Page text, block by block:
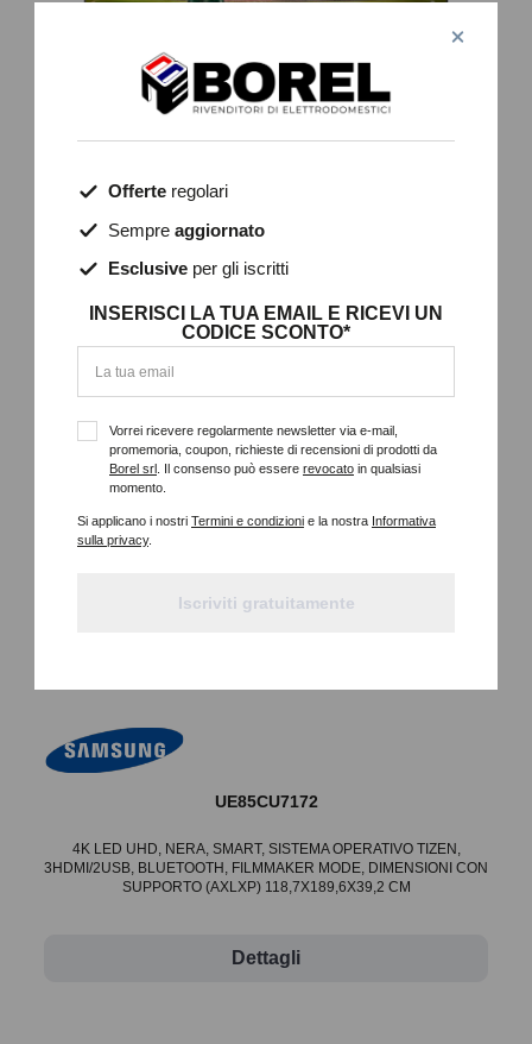
4K LED UHD, NERO, SMART, SISTEMA OPERATIVO VIDAA U6,
3HDMI/2USB, GAME MODE PLUS, COMPATIBILE CON AMAZON
SUPPORTO (AXLXP) 118,2X189,2X47,4CM
UE85CU7172
4K LED UHD, NERA, SMART, SISTEMA OPERATIVO TIZEN,
3HDMI/2USB, BLUETOOTH, FILMMAKER MODE, DIMENSIONI CON
SUPPORTO (AXLXP) 118,7X189,6X39,2 CM
Dettagli
Offerte regolari
Sempre aggiornato
Esclusive per gli iscritti
INSERISCI LA TUA EMAIL E RICEVI UN
CODICE SCONTO*
Vorrei ricevere regolarmente newsletter via e-mail,
promemoria, coupon, richieste di recensioni di prodotti da
Borel srl . Il consenso può essere revocato in qualsiasi
momento.
Si applicano i nostri Termini e condizioni e la nostra Informativa
sulla privacy.
Iscriviti gratuitamente